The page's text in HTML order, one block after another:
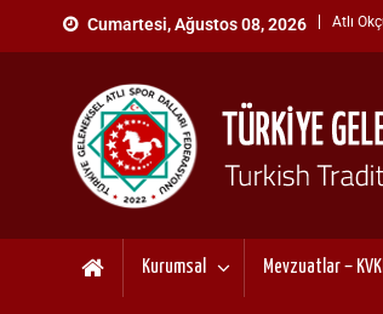
Cumartesi, Ağustos 08, 2026 Atlı
TÜRKİYE
"Gelenekten, Geleceğe "
Kurumsal Mevzuatlar –